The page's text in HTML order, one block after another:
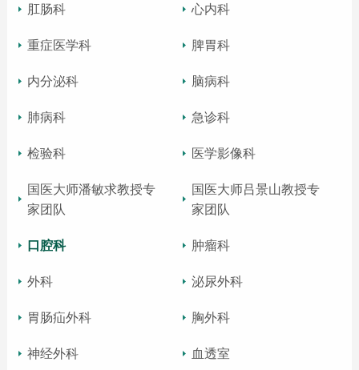
肛肠科 心内科
重症医学科 脾胃科
内分泌科 脑病科
肺病科 急诊科
检验科 医学影像科
国医大师潘敏求教授专
家团队
国医大师吕景山教授专
家团队
口腔科 肿瘤科
外科 泌尿外科
胃肠疝外科 胸外科
神经外科 血透室